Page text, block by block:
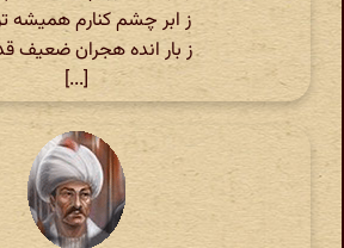
ز ابر چشم کنارم همیشه
ز بار انده هجران ضعیف قد
[...]